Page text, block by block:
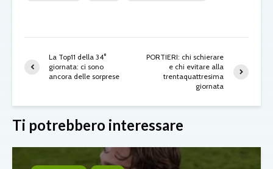
La Top11 della 34°
giornata: ci sono
ancora delle sorprese
PORTIERI: chi schierare
e chi evitare alla
trentaquattresima
giornata
Ti potrebbero interessare